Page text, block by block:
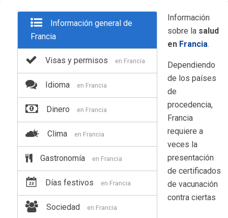
Información general de
Francia
Visas y permisos en Francia
Idioma en Francia
Dinero en Francia
Clima en Francia
Gastronomía en Francia
Días festivos en Francia
Sociedad en Francia
Información
sobre la salud
en Francia.
Dependiendo
de los países
de
procedencia,
Francia
requiere a
veces la
presentación
de certificados
de vacunación
contra ciertas